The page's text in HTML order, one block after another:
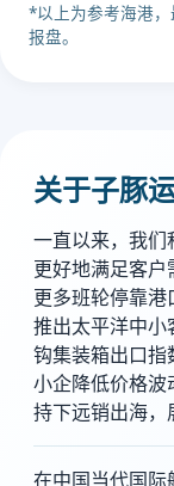
*以上为参考海港
报盘。
关于子豚
一直以来，我们
更好地满足客
更多班轮停靠
推出太平洋中
钩集装箱出口指
小企降低价格波
持下远销出海，
在中国当代国